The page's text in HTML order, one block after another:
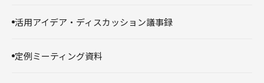
活用アイデア・ディスカッション議事録
定例ミーティング資料